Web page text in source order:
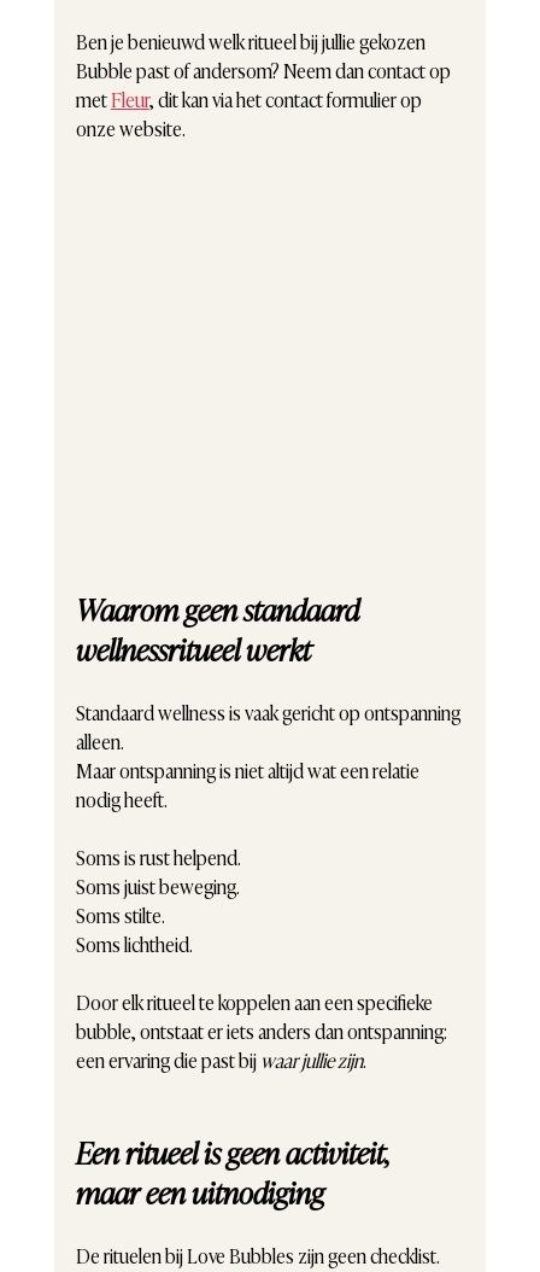
Ben je benieuwd welk ritueel bij jullie gekozen
Bubble past of andersom? Neem dan contact op
met Fleur, dit kan via het contact formulier op
onze website.
Waarom geen standaard
wellnessritueel werkt
Standaard wellness is vaak gericht op ontspanning
alleen.
Maar ontspanning is niet altijd wat een relatie
nodig heeft.
Soms is rust helpend.
Soms juist beweging.
Soms stilte.
Soms lichtheid.
Door elk ritueel te koppelen aan een specifieke
bubble, ontstaat er iets anders dan ontspanning:
een ervaring die past bij waar jullie zijn.
Een ritueel is geen activiteit,
maar een uitnodiging
De rituelen bij Love Bubbles zijn geen checklist.